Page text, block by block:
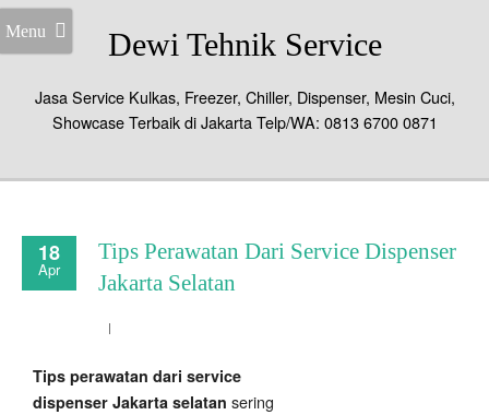
Menu Dewi Tehnik Service
Jasa Service Kulkas, Freezer, Chiller, Dispenser, Mesin Cuci,
Showcase Terbaik di Jakarta Telp/WA: 0813 6700 0871
18
Apr
Tips Perawatan Dari Service Dispenser
Jakarta Selatan
Tips perawatan dari service
dispenser Jakarta selatan sering